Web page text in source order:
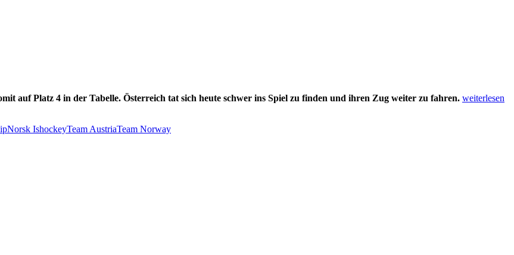
auf Platz 4 in der Tabelle. Österreich tat sich heute schwer ins Spiel zu finden und ihren Zug weiter zu fahren. Erster
weiterlesen
Norsk IshockeyTeam AustriaTeam Norway